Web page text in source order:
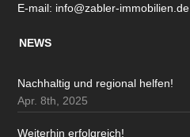
E-mail: info@zabler-immobilien.de
NEWS
Nachhaltig und regional helfen!
Apr. 8th, 2025
Weiterhin erfolgreich!